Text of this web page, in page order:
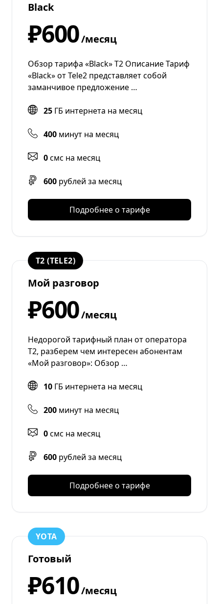
Black
₽600/месяц
Обзор тарифа «Black» Т2 Описание Тариф
«Black» от Tele2 представляет собой
заманчивое предложение …
25 ГБ интернета на месяц
400 минут на месяц
0смс на месяц
600 рублей за месяц
Подробнее о тарифе
T2 (TELE2)
Мой разговор
₽600/месяц
Недорогой тарифный план от оператора
T2, разберем чем интересен абонентам
«Мой разговор»: Обзор …
10 ГБ интернета на месяц
200 минут на месяц
0смс на месяц
600 рублей за месяц
Подробнее о тарифе
YOTA
Готовый
₽610/месяц